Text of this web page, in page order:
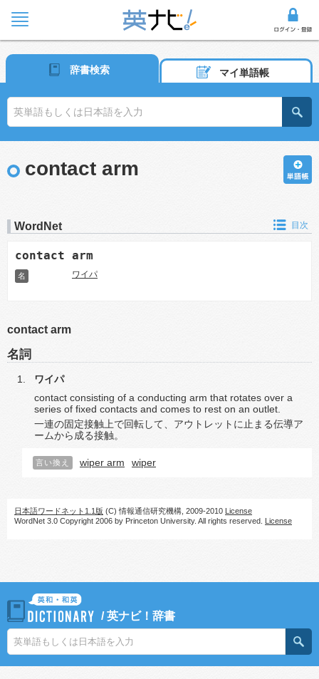
辞書検索 マイ単語帳
contact arm
WordNet 目次
contact arm
名 ワイパ
contact arm
名詞
ワイパ
contact consisting of a conducting arm that rotates over a
series of fixed contacts and comes to rest on an outlet.
一連の固定接触上で回転して、アウトレットに止まる伝導ア
ームから成る接触。
言い換え wiper arm wiper
日本語ワードネット1.1版 (C) 情報通信研究機構, 2009-2010 License
WordNet 3.0 Copyright 2006 by Princeton University. All rights reserved. License
/英ナビ！辞書